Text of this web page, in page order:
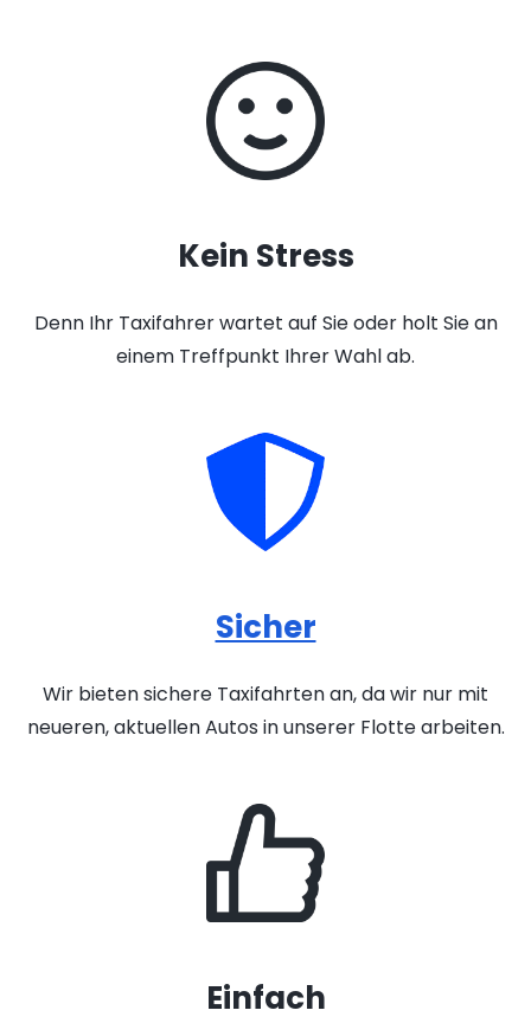
Kein Stress
Denn Ihr Taxifahrer wartet auf Sie oder holt Sie an
einem Treffpunkt Ihrer Wahl ab.
Sicher
Wir bieten sichere Taxifahrten an, da wir nur mit
neueren, aktuellen Autos in unserer Flotte arbeiten.
Einfach